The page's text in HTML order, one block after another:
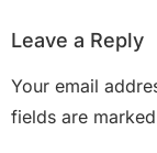
Leave a Reply
Your email
fields are marked